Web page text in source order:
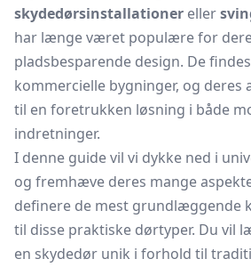
skydedørsinstallationer eller
har længe været populære for
pladsbesparende design. De
kommercielle bygninger, og deres
til en foretrukken løsning i både
indretninger.
I denne guide vil vi dykke ned i
og fremhæve deres mange
definere de mest grundlæggende
til disse praktiske dørtyper. Du vil
en skydedør unik i forhold til